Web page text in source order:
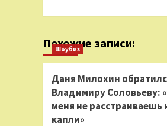
Похожие записи:
Шоубиз
Даня Милохин
Владимиру Соловьеву:
меня не расстраиваешь
капли»